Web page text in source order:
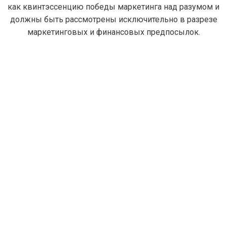
как квинтэссенцию победы маркетинга над разумом и
должны быть рассмотрены исключительно в разрезе
маркетинговых и финансовых предпосылок.